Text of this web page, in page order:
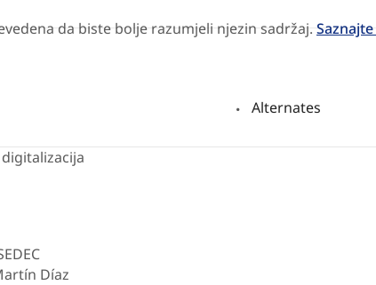
da biste bolje razumjeli njezin sadržaj.
Alternates
Díaz